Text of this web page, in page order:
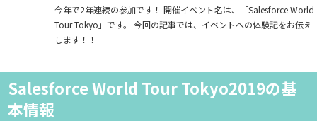
今年で2年連続の参加です！ 開催イベント名は、「Salesforce World
Tour Tokyo」です。 今回の記事では、イベントへの体験記をお伝え
します！！
Salesforce World Tour Tokyo2019の基
本情報